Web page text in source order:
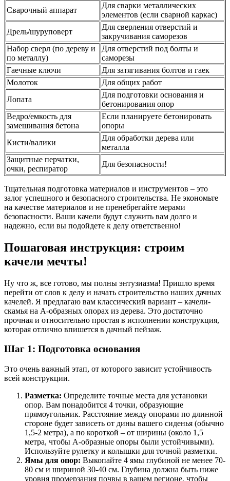
Сварочный аппарат
Для сварки металлических
элементов (если сварной каркас)
Дрель/шуруповерт
Для сверления отверстий и
закручивания саморезов
Набор сверл (по дереву и
по металлу)
Для отверстий под болты и
саморезы
Гаечные ключи
Для затягивания болтов и гаек
Молоток
Для общих работ
Лопата
Для подготовки основания и
бетонирования опор
Ведро/емкость для
замешивания бетона
Если планируете бетонировать
опоры
Кисти/валики
Для обработки дерева или
металла
Защитные перчатки,
очки, респиратор
Для безопасности!
Тщательная подготовка материалов и инструментов – это
залог успешного и безопасного строительства. Не экономьте
на качестве материалов и не пренебрегайте мерами
безопасности. Ваши качели будут служить вам долго и
надежно, если вы подойдете к делу ответственно!
Пошаговая инструкция: строим
качели мечты!
Ну что ж, все готово, мы полны энтузиазма! Пришло время
перейти от слов к делу и начать строительство наших дачных
качелей. Я предлагаю вам классический вариант – качели-
скамья на А-образных опорах из дерева. Это достаточно
прочная и относительно простая в исполнении конструкция,
которая отлично впишется в дачный пейзаж.
Шаг 1: Подготовка основания
Это очень важный этап, от которого зависит устойчивость
всей конструкции.
Разметка: Определите точные места для установки
опор. Вам понадобится 4 точки, образующие
прямоугольник. Расстояние между опорами по длинной
стороне будет зависеть от дины вашего сиденья (обычно
1,5-2 метра), а по короткой – от ширины (около 1,5
метра, чтобы А-образные опоры были устойчивыми).
Используйте рулетку и колышки для точной разметки.
Ямы для опор: Выкопайте 4 ямы глубиной не менее 70-
80 см и шириной 30-40 см. Глубина должна быть ниже
уровня промерзания почвы в вашем регионе, чтобы